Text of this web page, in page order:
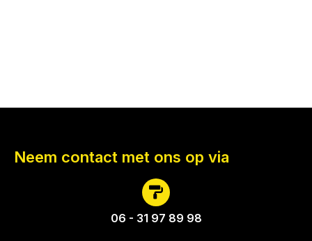
Neem contact met ons op via
06 - 31 97 89 98